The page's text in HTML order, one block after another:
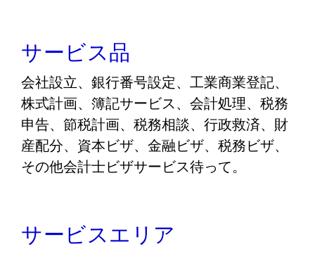
サービス品
会社設立、銀行番号設定、工業商業登記、
株式計画、簿記サービス、会計処理、税務
申告、節税計画、税務相談、行政救済、財
産配分、資本ビザ、金融ビザ、税務ビザ、
その他会計士ビザサービス待って。
サービスエリア